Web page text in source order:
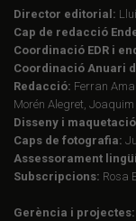
Director editorial:
Cap de redacció
Coordinació EDR i
Coordinació Anuari
Redacció: Ferran
Morén Alegret,
Disseny i
Caps de fotografia:
Assessorament
Subscripcions: Rosa
Gerència i projectes: